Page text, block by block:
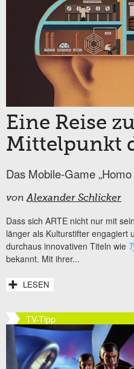
Eine Reise
Mittelpunkt
Das Mobile-Game
vonAlexander Schlicker
Dass sich ARTE nicht nur mit
länger als Kulturstifter engagiert
durchaus innovativen Titeln wie
bekannt. Mit ihrer...
LESEN
TV-Tipp